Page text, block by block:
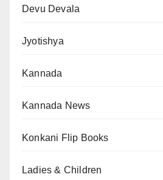
Devu Devala
Jyotishya
Kannada
Kannada News
Konkani Flip Books
Ladies & Children